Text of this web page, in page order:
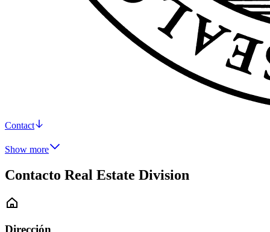
Contact
Show more
Contacto Real Estate Division